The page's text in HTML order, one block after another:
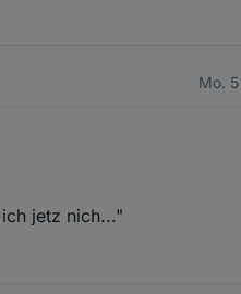
Mo.
jetz nich..."